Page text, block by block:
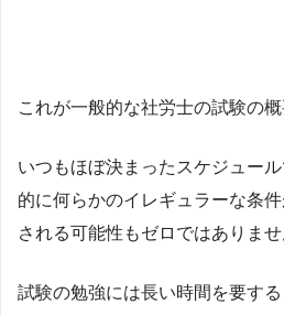
これが一般的な社労士の試験の概
いつもほぼ決まったスケジュー
的に何らかのイレギュラーな条
される可能性もゼロではありませ
試験の勉強には長い時間を要す